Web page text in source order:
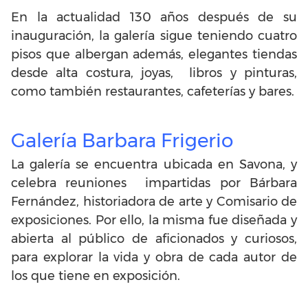
En la actualidad 130 años después de su
inauguración, la galería sigue teniendo cuatro
pisos que albergan además, elegantes tiendas
desde alta costura, joyas, libros y pinturas,
como también restaurantes, cafeterías y bares.
Galería Barbara Frigerio
La galería se encuentra ubicada en Savona, y
celebra reuniones impartidas por Bárbara
Fernández, historiadora de arte y Comisario de
exposiciones. Por ello, la misma fue diseñada y
abierta al público de aficionados y curiosos,
para explorar la vida y obra de cada autor de
los que tiene en exposición.